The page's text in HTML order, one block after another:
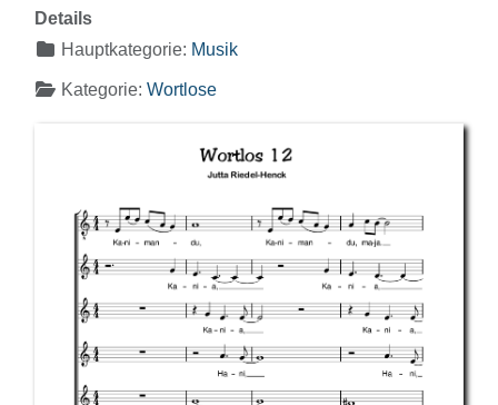
Details
Hauptkategorie: Musik
Kategorie: Wortlose